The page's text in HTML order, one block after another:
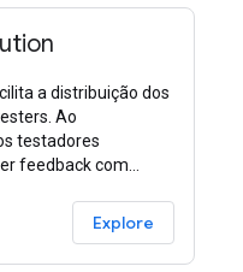
a distribuição dos
Ao
testadores
feedback com
vai receber
de todos
está tudo pronto
Explore